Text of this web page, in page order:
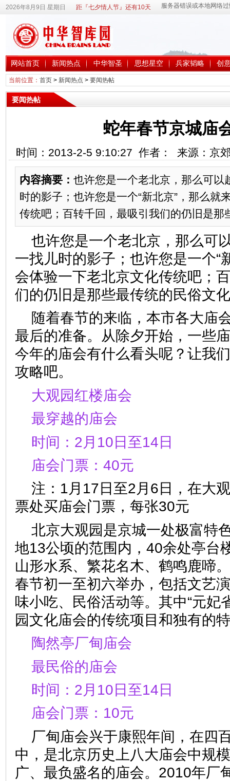
2026年8月9日 星期日 距『七夕情人节』还有10天
网站首页 新闻热点 中华智圣 思想星空 兵家韬略 创
当前位置： 首页> 新闻热点 > 要闻热帖
要闻热帖
蛇年春节京城庙
时间：2013-2-5 9:10:27 作者： 来源：京
内容摘要： 也许您是一个老北京，那么可以
时的影子；也许您是一个“新北京”，那么就
传统吧；百转千回，最吸引我们的仍旧是那
也许您是一个老北京，那么可
一找儿时的影子；也许您是一个“
会体验一下老北京文化传统吧；
们的仍旧是那些最传统的民俗文
随着春节的来临，本市各大庙
最后的准备。从除夕开始，一些
今年的庙会有什么看头呢？让我
攻略吧。
大观园红楼庙会
最穿越的庙会
时间：2月10日至14日
庙会门票：40元
注：1月17日至2月6日，在大
票处买庙会门票，每张30元
北京大观园是京城一处极富特
地13公顷的范围内，40余处亭台
山形水系、繁花名木、鹤鸣鹿啼
春节初一至初六举办，包括文艺
味小吃、民俗活动等。其中“元妃
园文化庙会的传统项目和独
陶然亭厂甸庙会
最民俗的庙会
时间：2月10日至14日
庙会门票：10元
厂甸庙会兴于康熙年间，在四
中，是北京历史上八大庙会中规
广、最负盛名的庙会。2010年厂